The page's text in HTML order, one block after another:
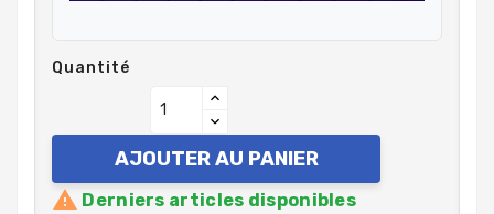
Quantité
AJOUTER AU PANIER
 Derniers articles disponibles